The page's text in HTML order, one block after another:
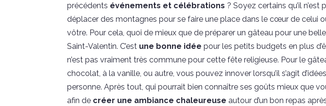
précédents événements et célébrations ? Soyez certains qu’il n’est
déplacer des montagnes pour se faire une place dans le cœur de celui
vôtre. Pour cela, quoi de mieux que de préparer un gâteau pour une
Saint-Valentin. C’est une bonne idée pour les petits budgets en plus
n’est pas vraiment très commune pour cette fête religieuse. Pour le
chocolat, à la vanille, ou autre, vous pouvez innover lorsqu’il s’agit
personne. Après tout, qui pourrait bien connaître ses goûts mieux que
afin de créer une ambiance chaleureuse autour d’un bon repas